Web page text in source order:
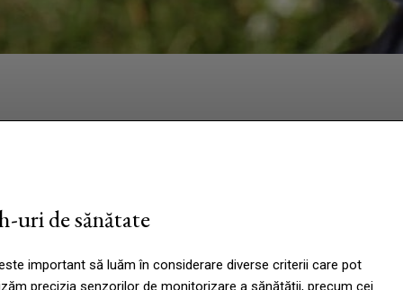
uri de sănătate
important să luăm în considerare diverse criterii care pot
precizia senzorilor de monitorizare a sănătății, precum cei